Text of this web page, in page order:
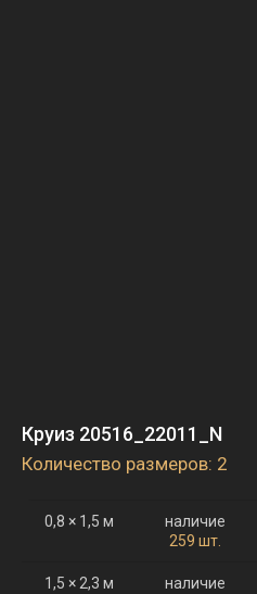
Круиз 20516_22011_N
Количество размеров: 2
0,8 × 1,5 м
наличие
259 шт.
в
1,5 × 2,3 м
наличие